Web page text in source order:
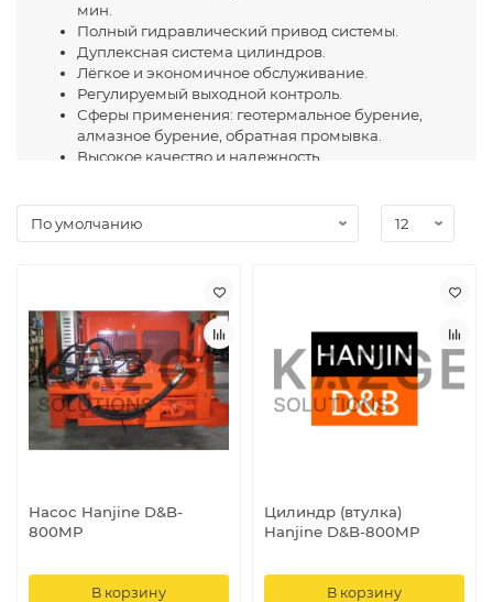
мин.
Полный гидравлический привод системы.
Дуплексная система цилиндров.
Лёгкое и экономичное обслуживание.
Регулируемый выходной контроль.
Сферы применения: геотермальное бурение,
алмазное бурение, обратная промывка.
Высокое качество и надежность.
Насос Hanjine D&B-
800MP
В корзину
Цилиндр (втулка)
Hanjine D&B-800MP
В корзину